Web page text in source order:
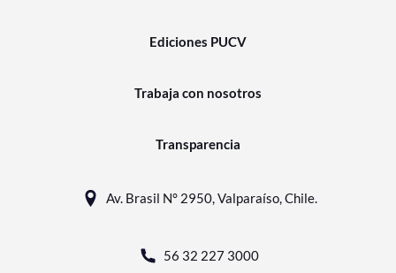
Ediciones PUCV
Trabaja con nosotros
Transparencia
Av. Brasil N° 2950, Valparaíso, Chile.
56 32 227 3000